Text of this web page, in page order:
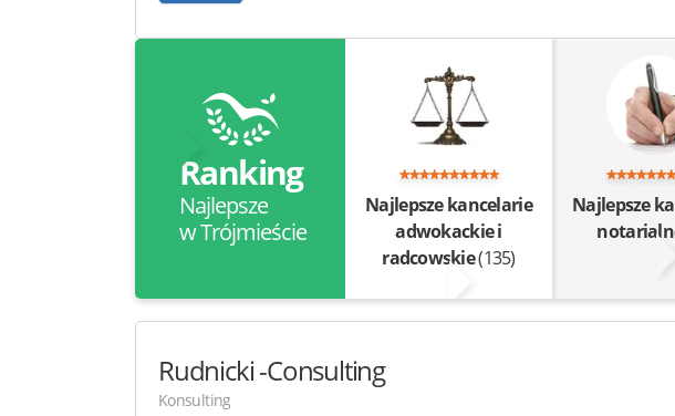
Ranking
Najlepsze
w Trójmieście
Najlepsze kancelarie
adwokackie i
radcowskie(135)
Najlepsze
Rudnicki-Consulting
Konsulting